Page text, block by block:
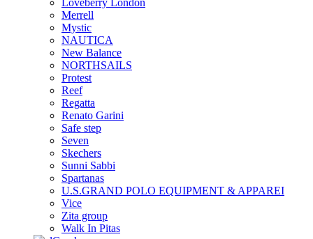
Loveberry London
Merrell
Mystic
NAUTICA
New Balance
NORTHSAILS
Protest
Reef
Regatta
Renato Garini
Safe step
Seven
Skechers
Sunni Sabbi
Spartanas
U.S.GRAND POLO EQUIPMENT & APPAREI
Vice
Zita group
Walk In Pitas